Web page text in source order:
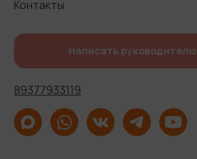
Контакты
Написать руководителю
89377933119